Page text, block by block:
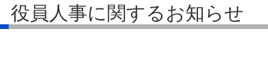
役員人事に関するお知らせ